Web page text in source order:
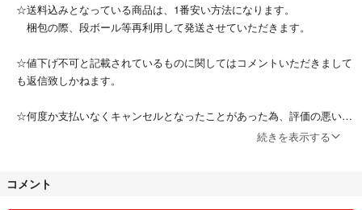
☆送料込みとなっている商品は、1番安い方法になります。
梱包の際、段ボール等再利用して発送させていただきます。
☆値下げ不可と記載されているものに関してはコメントいただきまして
も返信致しかねます。
☆何度か支払いなくキャンセルとなったことがあった為、評価の悪い方
とのお取引をご遠慮させていただく場合があります
先致します。
続きを表示する
コメント